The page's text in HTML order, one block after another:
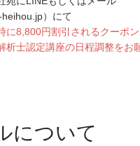
heihou.jp）にて
に8,800円割引されるクーポ
析士認定講座の日程調整をお
について